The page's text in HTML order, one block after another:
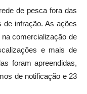
de pesca fora das
de infração. As ações
comercialização de
e mais de
foram apreendidas,
de notificação e 23